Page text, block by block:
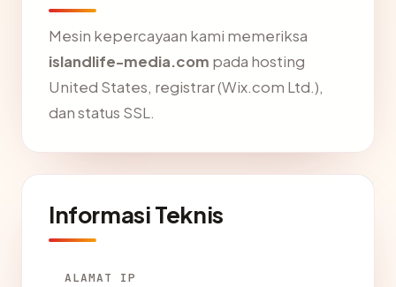
Mesin kepercayaan kami memeriksa
islandlife-media.com pada hosting
United States, registrar (Wix.com Ltd.),
dan status SSL.
Informasi Teknis
ALAMAT IP